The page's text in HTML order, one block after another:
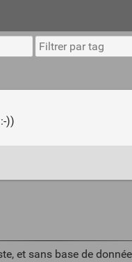
))
et sans base de